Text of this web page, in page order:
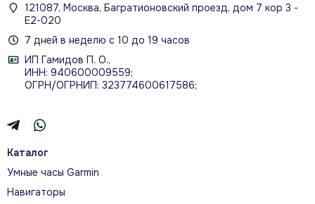
121087, Москва, Багратионовский проезд, дом 7 кор 3 -
Е2-020
7 дней в неделю с 10 до 19 часов
ИП Гамидов П. О.,
ИНН: 940600009559;
ОГРН/ОГРНИП: 323774600617586;
Каталог
Умные часы Garmin
Навигаторы